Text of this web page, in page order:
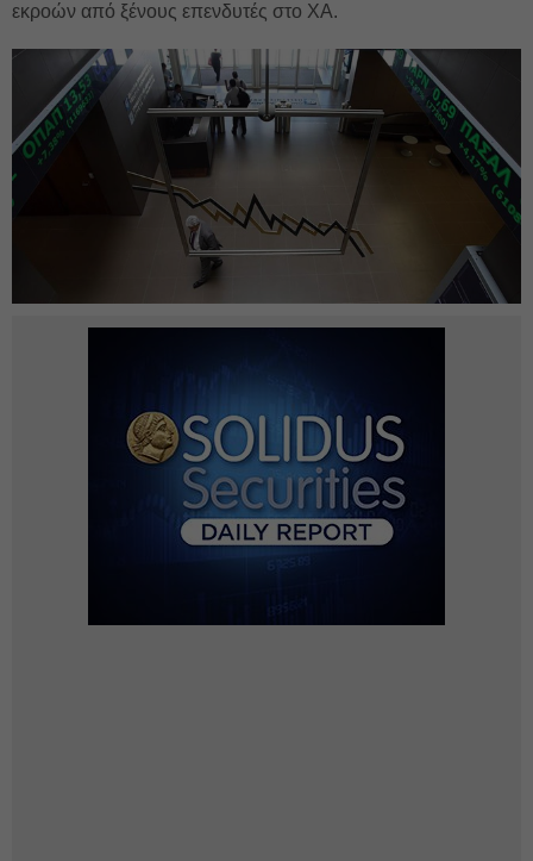
εκροών από ξένους επενδυτές στο ΧΑ.